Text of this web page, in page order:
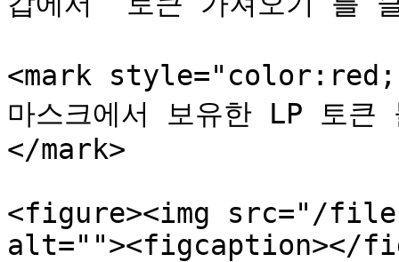
<mark
마스크에서 보유한 LP 토
</mark>
<figure><img src="/files/
alt=""><figcaption></